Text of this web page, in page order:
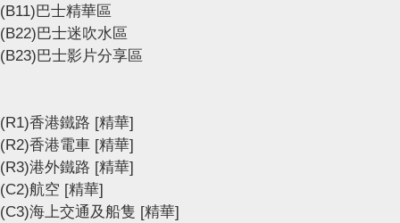
(B11)巴士精華區
(B22)巴士迷吹水區
(B23)巴士影片分享區
(R1)香港鐵路 [精華]
(R2)香港電車 [精華]
(R3)港外鐵路 [精華]
(C2)航空 [精華]
(C3)海上交通及船隻 [精華]